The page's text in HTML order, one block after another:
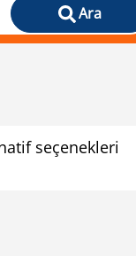
Ara
seçenekleri